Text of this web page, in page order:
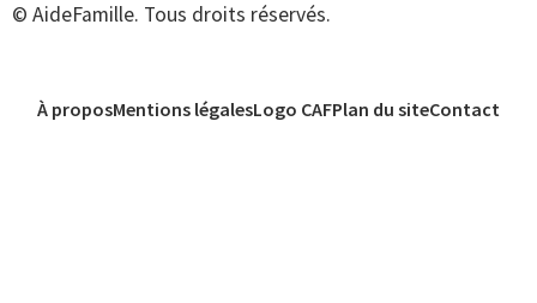
© AideFamille. Tous droits réservés.
À proposMentions légalesLogo CAFPlan du siteContact